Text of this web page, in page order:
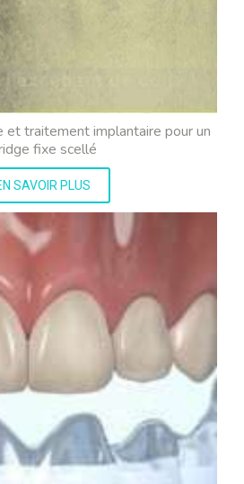
et traitement implantaire pour un
fixe scellé
SAVOIR PLUS